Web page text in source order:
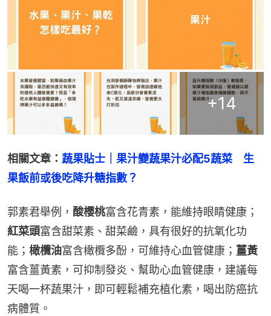
+14
相關文章： 蔬果貼士｜果汁變蔬果汁必配5蔬菜　生
果飯前或後吃降升糖指數？
郭素君舉例， 酸櫻桃富含花青素，能維持眼睛健康；
紅菜頭富含甜菜素、甜菜鹼，具有很好的抗氧化功
能； 橄欖油富含橄欖多酚，可維持心血管健康； 薑黃
富含薑黃素，可抑制發炎、幫助心血管健康，建議每
天喝一杯蔬果汁，即可輕鬆補充植化素，喝出防癌抗
病體質。